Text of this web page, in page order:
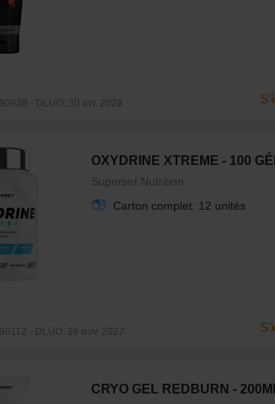
- DLUO: 30 avr. 2028
OXYDRINE XTREME - 100
Superset Nutrition
Carton complet: 12 unités
- DLUO: 26 nov. 2027
CRYO GEL REDBURN -